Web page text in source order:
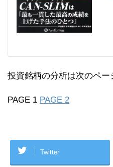
投資銘柄の分析は次のペー
PAGE 1 PAGE 2
Twitter